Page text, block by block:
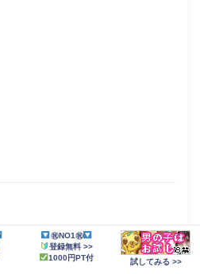
㊗NO1㊗
登録無料 >>
1000円PT付
試してみる >>